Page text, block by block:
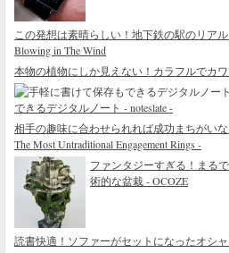
この発想は素晴らしい！地下鉄の駅のリア
Blowing in The Wind
本物の植物にしか見えない！カラフルでカ
できるデジタルノート - noteslate -
相手の趣味に合わせられれば成功まちがい
The Most Untraditional Engagement Rings -
ファンタジーすぎる！まる
術的な盆栽 - OCOZE
読書快適！ソファーがセットになったオシャ